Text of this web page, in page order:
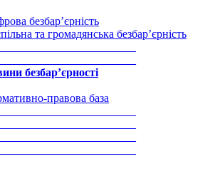
безбар’єрність
та громадянська безбар’єрність
безбар’єрності
правова база